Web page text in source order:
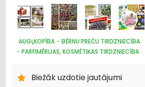
AUGĻKOPĪBA
BĒRNU PREČU TIRDZNIECĪBA
PARFIMĒRIJAS, KOSMĒTIKAS TIRDZNIECĪBA
HIGIĒNAS PRECES
ZOOPRECES, DZĪVNIEKU KOPŠANA UN APRŪPE
Biežāk uzdotie jautājumi